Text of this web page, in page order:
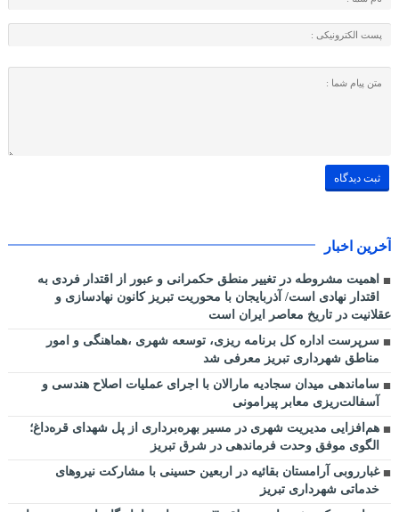
آخرین اخبار
اهمیت مشروطه در تغییر منطق حکمرانی و عبور از اقتدار فردی به
اقتدار نهادی است/ آذربایجان با محوریت تبریز کانون نهادسازی و
عقلانیت در تاریخ معاصر ایران است
سرپرست اداره کل برنامه ریزی، توسعه شهری ،هماهنگی و امور
مناطق شهرداری تبریز معرفی شد
ساماندهی میدان سجادیه مارالان با اجرای عملیات اصلاح هندسی و
آسفالت‌ریزی معابر پیرامونی
هم‌افزایی مدیریت شهری در مسیر بهره‌برداری از پل شهدای قره‌داغ؛
الگوی موفق وحدت فرماندهی در شرق تبریز
غبارروبی آرامستان بقائیه در اربعین حسینی با مشارکت نیروهای
خدماتی شهرداری تبریز